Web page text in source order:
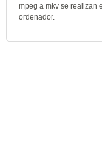
mpeg a mkv se realizan
ordenador.